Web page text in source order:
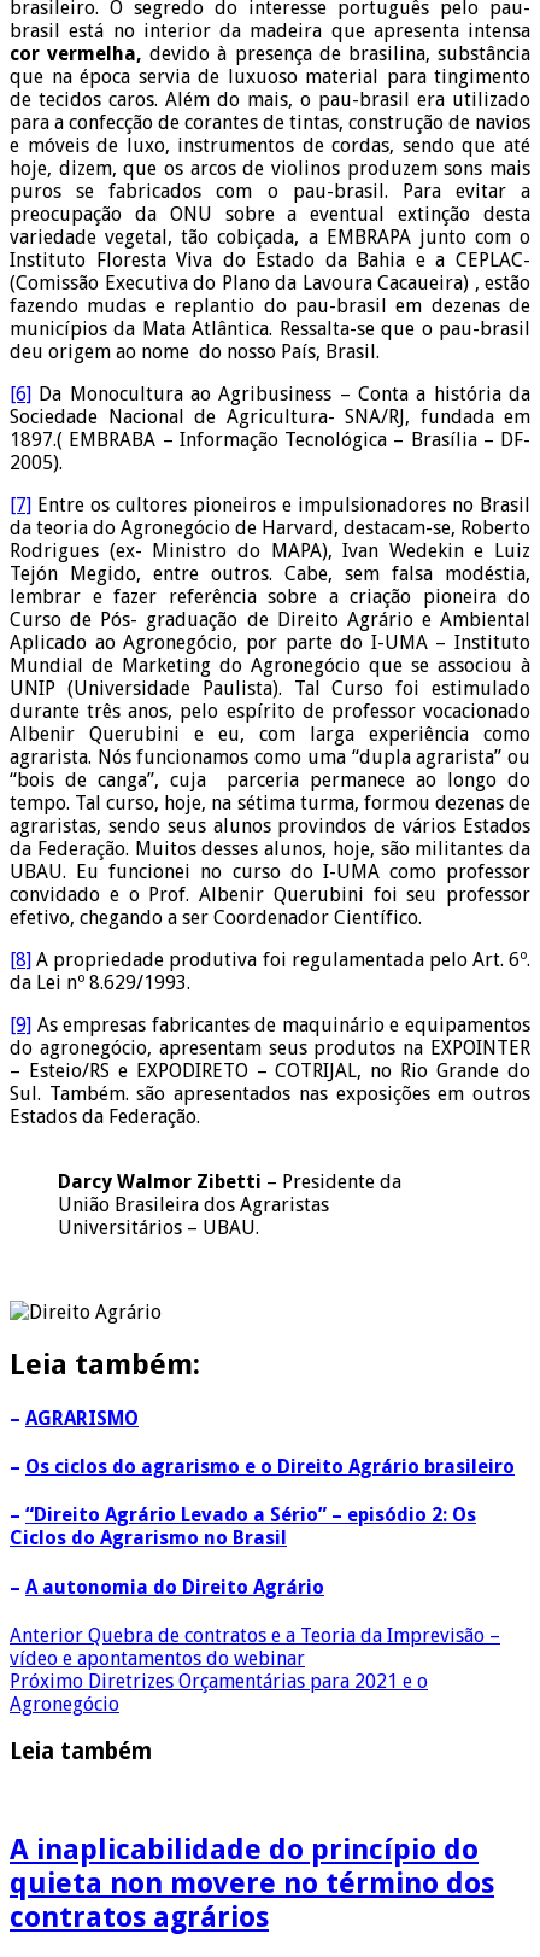
brasileiro. O segredo do interesse português pelo pau-
brasil está no interior da madeira que apresenta intensa
cor vermelha,devido à presença de brasilina, substância
que na época servia de luxuoso material para tingimento
de tecidos caros. Além do mais, o pau-brasil era utilizado
para a confecção de corantes de tintas, construção de navios
e móveis de luxo, instrumentos de cordas, sendo que até
hoje, dizem, que os arcos de violinos produzem sons mais
puros se fabricados com o pau-brasil. Para evitar a
preocupação da ONU sobre a eventual extinção desta
variedade vegetal, tão cobiçada, a EMBRAPA junto com o
Instituto Floresta Viva do Estado da Bahia e a CEPLAC-
(Comissão Executiva do Plano da Lavoura Cacaueira) , estão
fazendo mudas e replantio do pau-brasil em dezenas de
municípios da Mata Atlântica. Ressalta-se que o pau-brasil
deu origem ao nome do nosso País, Brasil.
[6] Da Monocultura ao Agribusiness – Conta a história da
Sociedade Nacional de Agricultura- SNA/RJ, fundada em
1897.( EMBRABA – Informação Tecnológica – Brasília – DF-
2005).
[7] Entre os cultores pioneiros e impulsionadores no Brasil
da teoria do Agronegócio de Harvard, destacam-se, Roberto
Rodrigues (ex- Ministro do MAPA), Ivan Wedekin e Luiz
Tejón Megido, entre outros. Cabe, sem falsa modéstia,
lembrar e fazer referência sobre a criação pioneira do
Curso de Pós- graduação de Direito Agrário e Ambiental
Aplicado ao Agronegócio, por parte do I-UMA – Instituto
Mundial de Marketing do Agronegócio que se associou à
UNIP (Universidade Paulista). Tal Curso foi estimulado
durante três anos, pelo espírito de professor vocacionado
Albenir Querubini e eu, com larga experiência como
agrarista. Nós funcionamos como uma “dupla agrarista” ou
“bois de canga”, cuja parceria permanece ao longo do
tempo. Tal curso, hoje, na sétima turma, formou dezenas de
agraristas, sendo seus alunos provindos de vários Estados
da Federação. Muitos desses alunos, hoje, são militantes da
UBAU. Eu funcionei no curso do I-UMA como professor
convidado e o Prof. Albenir Querubini foi seu professor
efetivo, chegando a ser Coordenador Científico.
[8] A propriedade produtiva foi regulamentada pelo Art. 6º.
da Lei nº 8.629/1993.
[9] As empresas fabricantes de maquinário e equipamentos
do agronegócio, apresentam seus produtos na EXPOINTER
– Esteio/RS e EXPODIRETO – COTRIJAL, no Rio Grande do
Sul. Também. são apresentados nas exposições em outros
Estados da Federação.
Darcy Walmor Zibetti – Presidente da
União Brasileira dos Agraristas
Universitários – UBAU.
Leia também:
– AGRARISMO
– Os ciclos do agrarismo e o Direito Agrário brasileiro
– “Direito Agrário Levado a Sério” – episódio 2: Os
Ciclos do Agrarismo no Brasil
– A autonomia do Direito Agrário
Anterior Quebra de contratos e a Teoria da Imprevisão –
vídeo e apontamentos do webinar
Próximo Diretrizes Orçamentárias para 2021 e o
Agronegócio
Leia também
A inaplicabilidade do princípio do
quieta non movere no término dos
contratos agrários